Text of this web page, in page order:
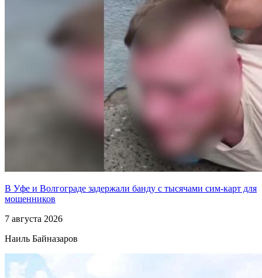
В Уфе и Волгограде задержали банду с тысячами сим-карт для
мошенников
7 августа 2026
Наиль Байназаров